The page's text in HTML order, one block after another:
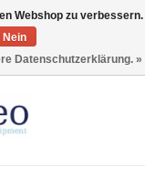
Webshop zu verbessern.
Nein
Datenschutzerklärung. »